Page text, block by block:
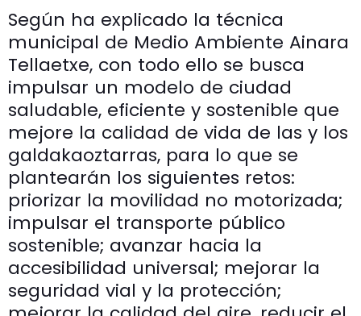
Según ha explicado la técnica
municipal de Medio Ambiente Ainara
Tellaetxe, con todo ello se busca
impulsar un modelo de ciudad
saludable, eficiente y sostenible que
mejore la calidad de vida de las y los
galdakaoztarras, para lo que se
plantearán los siguientes retos:
priorizar la movilidad no motorizada;
impulsar el transporte público
sostenible; avanzar hacia la
accesibilidad universal; mejorar la
seguridad vial y la protección;